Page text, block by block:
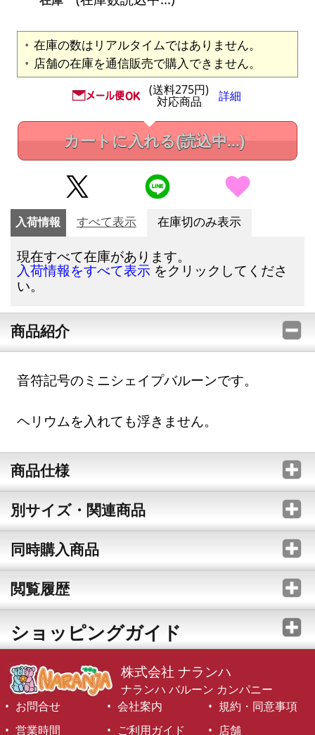
在庫の数はリアルタイムではありません。
店舗の在庫を通信販売で購入できません。
(送料275円)
対応商品 詳細
カートに入れる(読込中...)
入荷情報 すべて表示 在庫切のみ表示
現在すべて在庫があります。
入荷情報をすべて表示 をクリックしてくださ
い。
商品紹介
音符記号のミニシェイプバルーンです。
ヘリウムを入れても浮きません。
商品仕様
別サイズ・関連商品
同時購入商品
閲覧履歴
ショッピングガイド
株式会社 ナランハ
ナランハ バルーン カンパニー
お問合せ
会社案内
規約・同意事項
営業時間
ご利用ガイド 店舗